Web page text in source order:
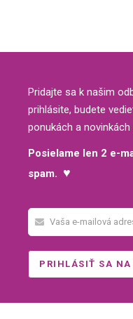
Pridajte sa k našim
prihlásite, budete
ponukách a novinkách
Posielame len 2 e-
spam. ♥